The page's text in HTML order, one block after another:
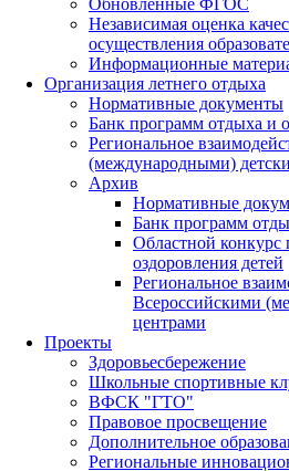
Независимая оценка
осуществления
Информационные
Организация летнего отдыха
Нормативные документы
Банк программ отдыха и
Региональное
(международными)
Архив
Нормативные
Банк программ
Областной конкурс
оздоровления детей
Региональное
Всероссийскими
центрами
Проекты
Здоровьесбережение
Школьные спортивные
ВФСК "ГТО"
Правовое просвещение
Дополнительное
Региональные